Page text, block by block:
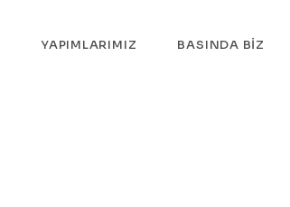
YAPIMLARIMIZ BASINDA BIZ